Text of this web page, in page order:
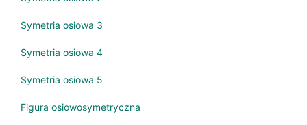
Symetria osiowa 3
Symetria osiowa 4
Symetria osiowa 5
Figura osiowosymetryczna